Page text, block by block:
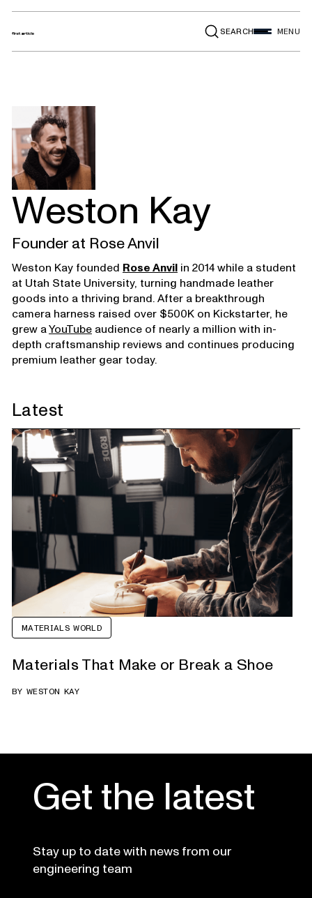
SEARCH MENU
Weston Kay
Founder at Rose Anvil
Weston Kay founded Rose Anvilin 2014 while a student
at Utah State University, turning handmade leather
goods into a thriving brand. After a breakthrough
camera harness raised over $500K on Kickstarter, he
grew aYouTubeaudience of nearly a million with in-
depth craftsmanship reviews and continues producing
premium leather gear today.
Latest
MATERIALS WORLD
Materials That Make or Break a Shoe
BYWESTON KAY
Get the latest
Stay up to date with news from our
engineering team